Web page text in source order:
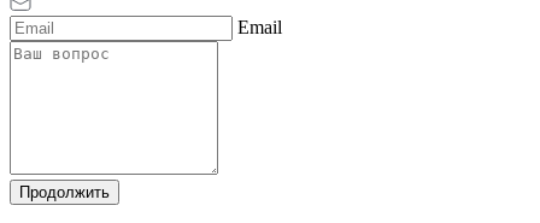
Email
Продолжить